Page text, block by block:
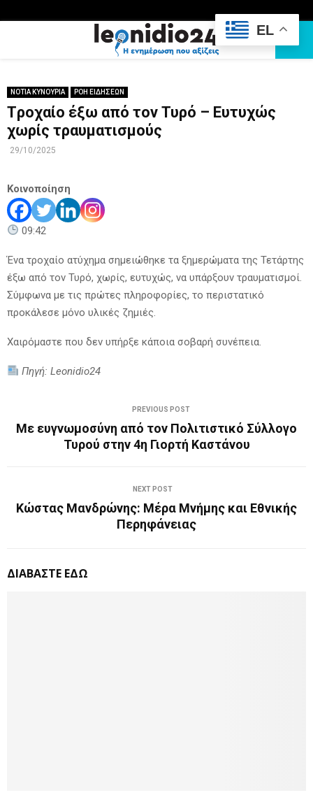
MENU
ΝΟΤΙΑ ΚΥΝΟΥΡΙΑ ΡΟΗ ΕΙΔΗΣΕΩΝ
Tροχαίο έξω από τον Τυρό – Ευτυχώς
χωρίς τραυματισμούς
29/10/2025
Κοινοποίηση
09:42
Ένα τροχαίο ατύχημα σημειώθηκε τα ξημερώματα της Τετάρτης
έξω από τον Τυρό, χωρίς, ευτυχώς, να υπάρξουν τραυματισμοί.
Σύμφωνα με τις πρώτες πληροφορίες, το περιστατικό
προκάλεσε μόνο υλικές ζημιές.
Χαιρόμαστε που δεν υπήρξε κάποια σοβαρή συνέπεια.
Πηγή: Leonidio24
PREVIOUS POST
Με ευγνωμοσύνη από τον Πολιτιστικό Σύλλογο
Τυρού στην 4η Γιορτή Καστάνου
NEXT POST
Κώστας Μανδρώνης: Μέρα Μνήμης και Εθνικής
Περηφάνειας
ΔΙΑΒΑΣΤΕ ΕΔΩ
EL